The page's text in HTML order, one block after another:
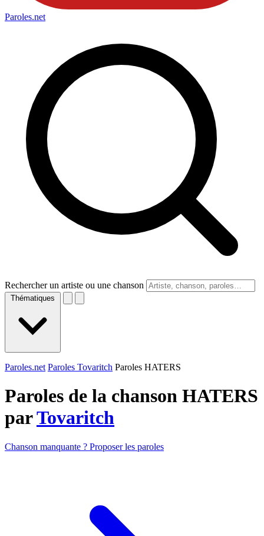
Paroles.net
Rechercher un artiste ou une chanson
Thématiques
Paroles.net Paroles Tovaritch Paroles HATERS
Paroles de la chanson HATERS
parTovaritch
Chanson manquante ? Proposer les paroles